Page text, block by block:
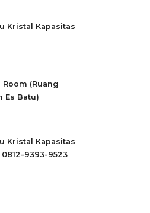
Kristal Kapasitas
(Ruang
Es Batu)
Kristal Kapasitas
0812-9393-9523